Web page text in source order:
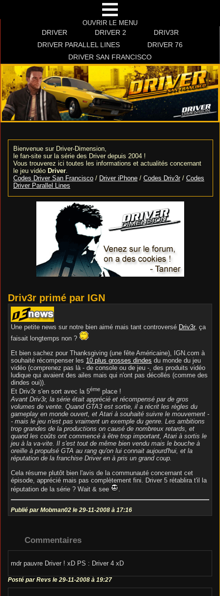
OUVRIR LE MENU
DRIVER DRIVER 2
DRIV3R
DRIVER PARALLEL LINES
DRIVER 76
DRIVER SAN FRANCISCO
Bienvenue sur Driver-Dimension,
le fan-site sur la série des Driver depuis 2004 !
Vous trouverez ici toutes les informations et actualités concernant
le jeu vidéo Driver.
Codes Driver San Francisco / Driver iPhone / Codes Driv3r/ Codes
Driver Parallel Lines
Driv3r primé par IGN
Une petite news sur notre bien aimé mais tant controversé Driv3r, ça
faisait longtemps non ?
Et bien sachez pour Thanksgiving (une fête Américaine), IGN.com à
souhaité récompenser les 10 plus grosses dindes du monde du jeu
vidéo (comprenez pas là - de console ou de jeu -, des produits vidéo
ludique qui avaient des ailes mais qui n'ont pas décollés (comme des
dindes oui)).
Et Driv3r s'en sort avec la 5éme place !
Avant Driv3r, la série était apprécié et récompensé par de gros
volumes de vente. Quand GTA3 est sortie, il a récrit les règles du
gameplay en monde ouvert, et Atari à souhaité suivre le mouvement -
- mais le jeu n'est pas vraiment un exemple du genre. Les ambitions
trop grandes de la productions on causé de nombreux retards, et
quand les coûts ont commencé à être trop important, Atari à sortis le
jeu à la va-vite. Il s'est tout de même bien vendu mais le bouche à
oreille à propulsé GTA au rang qu'on lui connait aujourd'hui, et la
réputation de la franchise Driver en à pris un grand coup.
Cela résume plutôt bien l'avis de la communauté concernant cet
épisode, apprécié mais pas complètement fini. Driver 5 rétablira t'il la
réputation de la série ? Wait & see
Publié par Mobman02 le 29-11-2008 à 17:16
Commentaires
mdr pauvre Driver ! xD PS : Driver 4 xD
Posté par Revs le 29-11-2008 à 19:27